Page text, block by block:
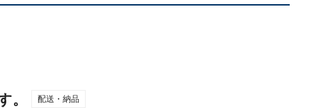
。 配送・納品